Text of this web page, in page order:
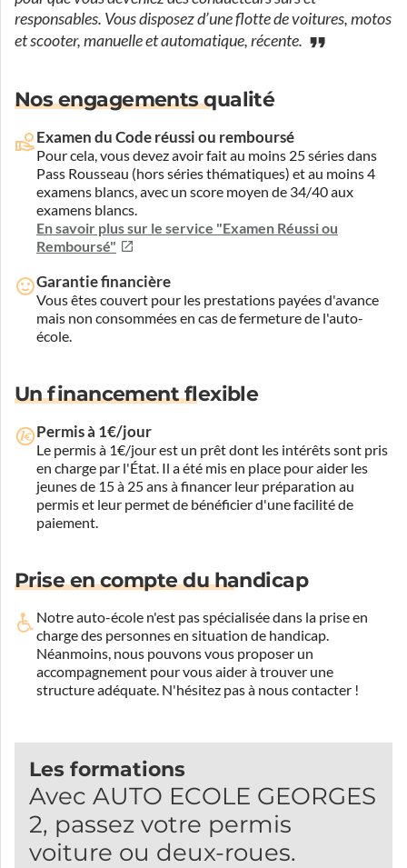
responsables. Vous disposez d’une flotte de voitures, motos
et scooter, manuelle et automatique, récente.
Nos engagements qualité
Examen du Code réussi ou remboursé
Pour cela, vous devez avoir fait au moins 25 séries dans
Pass Rousseau (hors séries thématiques) et au moins 4
examens blancs, avec un score moyen de 34/40 aux
examens blancs.
En savoir plus sur le service "Examen Réussi ou
Remboursé"
Garantie financière
Vous êtes couvert pour les prestations payées d'avance
mais non consommées en cas de fermeture de l'auto-
école.
Un financement flexible
Permis à 1€/jour
Le permis à 1€/jour est un prêt dont les intérêts sont pris
en charge par l'État. Il a été mis en place pour aider les
jeunes de 15 à 25 ans à financer leur préparation au
permis et leur permet de bénéficier d'une facilité de
paiement.
Prise en compte du handicap
Notre auto-école n'est pas spécialisée dans la prise en
charge des personnes en situation de handicap.
Néanmoins, nous pouvons vous proposer un
accompagnement pour vous aider à trouver une
structure adéquate. N'hésitez pas à nous contacter !
Les formations
Avec AUTO ECOLE GEORGES
2, passez votre permis
voiture ou deux-roues.